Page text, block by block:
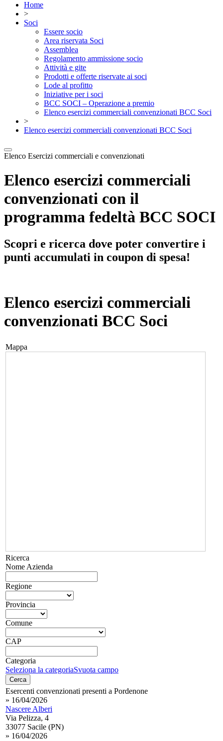
Home
>
Soci
Essere socio
Area riservata Soci
Assemblea
Regolamento ammissione socio
Attività e gite
Prodotti e offerte riservate ai soci
Lode al profitto
Iniziative per i soci
BCC SOCI – Operazione a premio
Elenco esercizi commerciali convenzionati BCC Soci
>
Elenco esercizi commerciali convenzionati BCC Soci
Elenco Esercizi commerciali e convenzionati
Elenco esercizi commerciali
convenzionati con il
programma fedeltà BCC SOCI
Scopri e ricerca dove poter convertire i
punti accumulati in coupon di spesa!
Elenco esercizi commerciali
convenzionati BCC Soci
Mappa
Ricerca
Nome Azienda
Regione
Provincia
Comune
CAP
Categoria
Seleziona la categoriaSvuota campo
Cerca
Esercenti convenzionati presenti a Pordenone
» 16/04/2026
Nascere Alberi
Via Pelizza, 4
33077 Sacile (PN)
» 16/04/2026